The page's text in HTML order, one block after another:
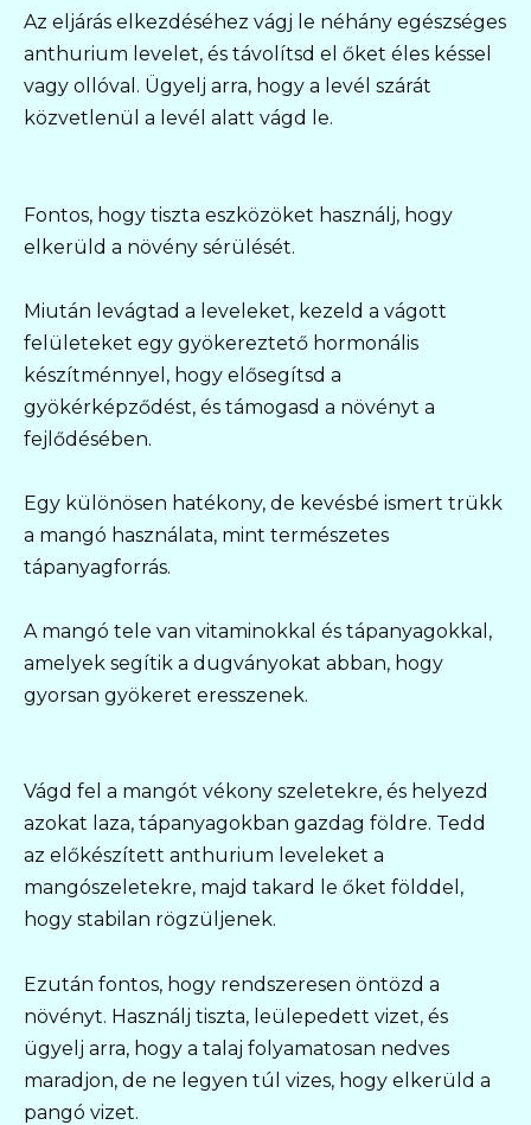
Az eljárás elkezdéséhez vágj le néhány egészséges
anthurium levelet, és távolítsd el őket éles késsel
vagy ollóval. Ügyelj arra, hogy a levél szárát
közvetlenül a levél alatt vágd le.
Fontos, hogy tiszta eszközöket használj, hogy
elkerüld a növény sérülését.
Miután levágtad a leveleket, kezeld a vágott
felületeket egy gyökereztető hormonális
készítménnyel, hogy elősegítsd a
gyökérképződést, és támogasd a növényt a
fejlődésében.
Egy különösen hatékony, de kevésbé ismert trükk
a mangó használata, mint természetes
tápanyagforrás.
A mangó tele van vitaminokkal és tápanyagokkal,
amelyek segítik a dugványokat abban, hogy
gyorsan gyökeret eresszenek.
Vágd fel a mangót vékony szeletekre, és helyezd
azokat laza, tápanyagokban gazdag földre. Tedd
az előkészített anthurium leveleket a
mangószeletekre, majd takard le őket földdel,
hogy stabilan rögzüljenek.
Ezután fontos, hogy rendszeresen öntözd a
növényt. Használj tiszta, leülepedett vizet, és
ügyelj arra, hogy a talaj folyamatosan nedves
maradjon, de ne legyen túl vizes, hogy elkerüld a
pangó vizet.